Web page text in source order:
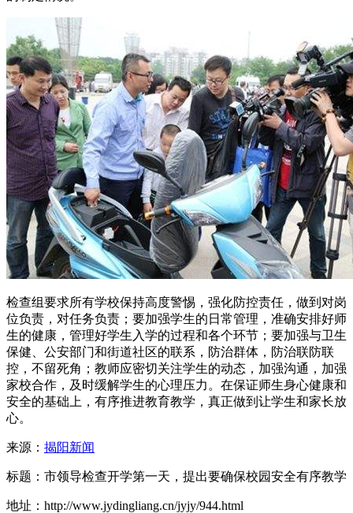
检查组要求所有学校保持高度警惕，强化防控责任，做到对岗
位负责，对任务负责；要加强学生的日常管理，准确安排好师
生的健康，管理好学生入学的过程和各个环节；要加强与卫生
保健、公安部门和街道社区的联系，防治群体，防治联防联
控，不留死角；教师应密切关注学生的动态，加强沟通，加强
家校合作，及时缓解学生的心理压力。在保证师生身心健康和
安全的基础上，有序推进教育教学，真正做到让学生和家长放
心。
来源： 揭阳新闻
标题：市领导检查开学第一天，提出要确保校园安全有序教学
地址：http://www.jydingliang.cn/jyjy/944.html